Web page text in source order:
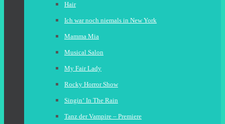
Hair
Ich war noch niemals in New York
Mamma Mia
Musical Salon
My Fair Lady
Rocky Horror Show
Singin‘ In The Rain
Tanz der Vampire – Premiere